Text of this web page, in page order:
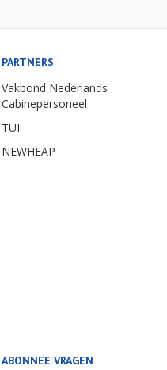
PARTNERS
Vakbond Nederlands
Cabinepersoneel
TUI
NEWHEAP
ABONNEE VRAGEN